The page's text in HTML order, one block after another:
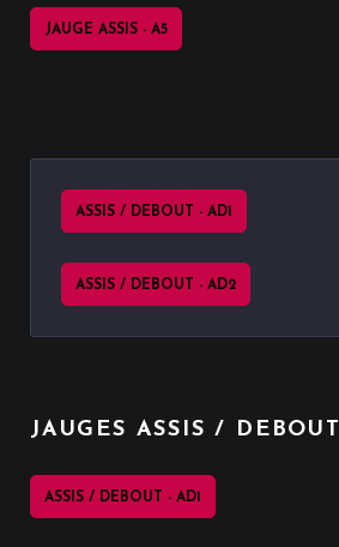
JAUGE ASSIS - A5
ASSIS / DEBOUT - AD1
ASSIS / DEBOUT - AD2
JAUGES ASSIS / DEBOUT
ASSIS / DEBOUT - AD1